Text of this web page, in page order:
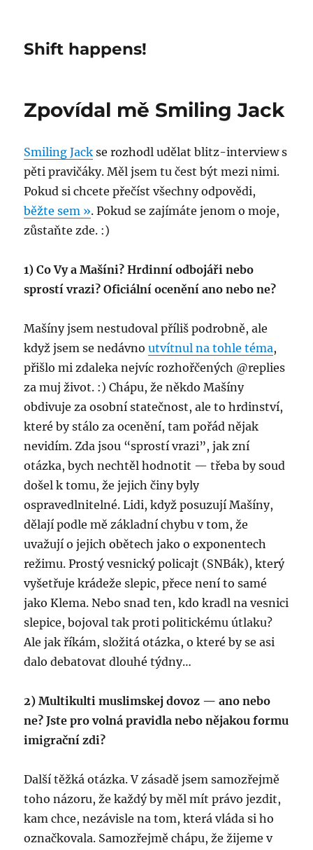
Shift happens!
Zpovídal mě Smiling Jack
Smiling Jack se rozhodl udělat blitz-interview s
pěti pravičáky. Měl jsem tu čest být mezi nimi.
Pokud si chcete přečíst všechny odpovědi,
běžte sem ». Pokud se zajímáte jenom o moje,
zůstaňte zde. :)
1) Co Vy a Mašíni? Hrdinní odbojáři nebo
sprostí vrazi? Oficiální ocenění ano nebo ne?
Mašíny jsem nestudoval příliš podrobně, ale
když jsem se nedávnoutvítnul na tohle téma,
přišlo mi zdaleka nejvíc rozhořčených @replies
za muj život. :) Chápu, že někdo Mašíny
obdivuje za osobní statečnost, ale to hrdinství,
které by stálo za ocenění, tam pořád nějak
nevidím. Zda jsou “sprostí vrazi”, jak zní
otázka, bych nechtěl hodnotit — třeba by soud
došel k tomu, že jejich činy byly
ospravedlnitelné. Lidi, když posuzují Mašíny,
dělají podle mě základní chybu v tom, že
uvažují o jejich obětech jako o exponentech
režimu. Prostý vesnický policajt (SNBák), který
vyšetřuje krádeže slepic, přece není to samé
jako Klema. Nebo snad ten, kdo kradl na vesnici
slepice, bojoval tak proti politickému útlaku?
Ale jak říkám, složitá otázka, o které by se asi
dalo debatovat dlouhé týdny…
2) Multikulti muslimskej dovoz — ano nebo
ne? Jste pro volná pravidla nebo nějakou formu
imigrační zdi?
Další těžká otázka. V zásadě jsem samozřejmě
toho názoru, že každý by měl mít právo jezdit,
kam chce, nezávisle na tom, která vláda si ho
označkovala. Samozřejmě chápu, že žijeme v